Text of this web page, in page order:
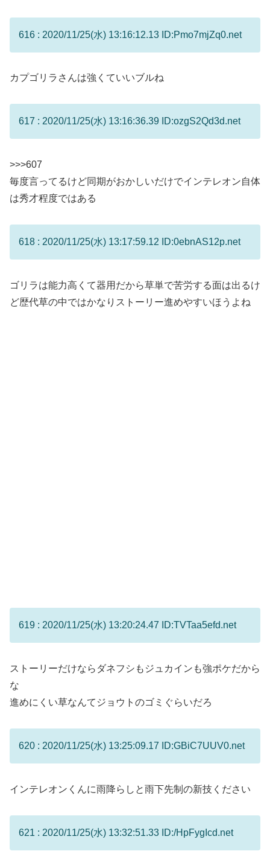
616 : 2020/11/25(水) 13:16:12.13 ID:Pmo7mjZq0.net
カプゴリラさんは強くていいブルね
617 : 2020/11/25(水) 13:16:36.39 ID:ozgS2Qd3d.net
>>>607
毎度言ってるけど同期がおかしいだけでインテレオン自体
は秀才程度ではある
618 : 2020/11/25(水) 13:17:59.12 ID:0ebnAS12p.net
ゴリラは能力高くて器用だから草単で苦労する面は出るけ
ど歴代草の中ではかなりストーリー進めやすいほうよね
619 : 2020/11/25(水) 13:20:24.47 ID:TVTaa5efd.net
ストーリーだけならダネフシもジュカインも強ポケだから
な
進めにくい草なんてジョウトのゴミぐらいだろ
620 : 2020/11/25(水) 13:25:09.17 ID:GBiC7UUV0.net
インテレオンくんに雨降らしと雨下先制の新技ください
621 : 2020/11/25(水) 13:32:51.33 ID:/HpFygIcd.net